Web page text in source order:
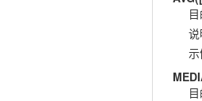
说
示